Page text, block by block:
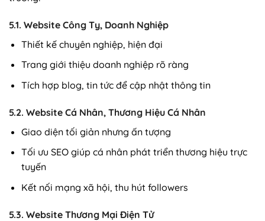
5.1. Website Công Ty, Doanh Nghiệp
Thiết kế chuyên nghiệp, hiện đại
Trang giới thiệu doanh nghiệp rõ ràng
Tích hợp blog, tin tức để cập nhật thông tin
5.2. Website Cá Nhân, Thương Hiệu Cá Nhân
Giao diện tối giản nhưng ấn tượng
Tối ưu SEO giúp cá nhân phát triển thương hiệu trực
tuyến
Kết nối mạng xã hội, thu hút followers
5.3. Website Thương Mại Điện Tử